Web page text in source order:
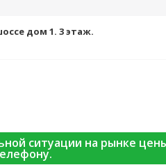
дом 1. 3 этаж.
ситуации на рынке